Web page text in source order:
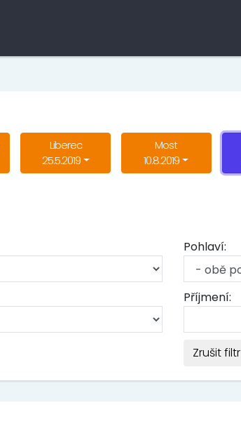
Liberec
25.5.2019
Most
10.8.2019
Pohlaví:
Příjmení:
Zrušit filtr